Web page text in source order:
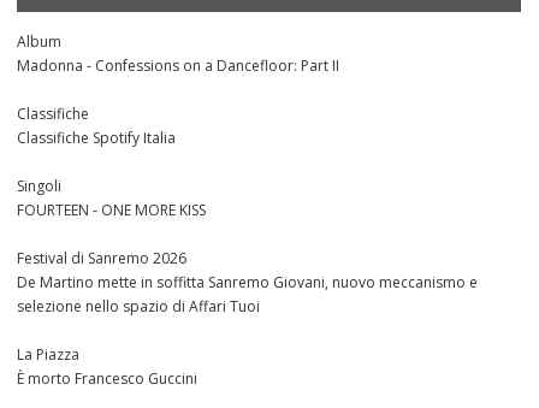
Album
Madonna - Confessions on a Dancefloor: Part II
Classifiche
Classifiche Spotify Italia
Singoli
FOURTEEN - ONE MORE KISS
Festival di Sanremo 2026
De Martino mette in soffitta Sanremo Giovani, nuovo meccanismo e
selezione nello spazio di Affari Tuoi
La Piazza
È morto Francesco Guccini